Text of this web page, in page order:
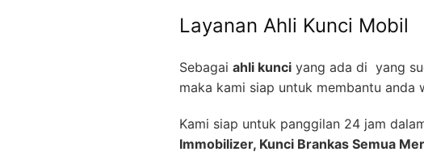
Layanan Ahli Kunci Mobil
Sebagai ahli kunci yang ada di yang
maka kami siap untuk membantu anda
Kami siap untuk panggilan 24 jam
Immobilizer, Kunci Brankas Semua